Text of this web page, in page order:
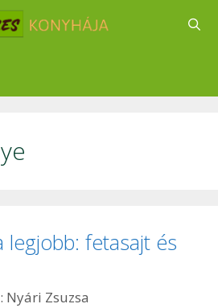
legjobb: fetasajt és
Nyári Zsuzsa